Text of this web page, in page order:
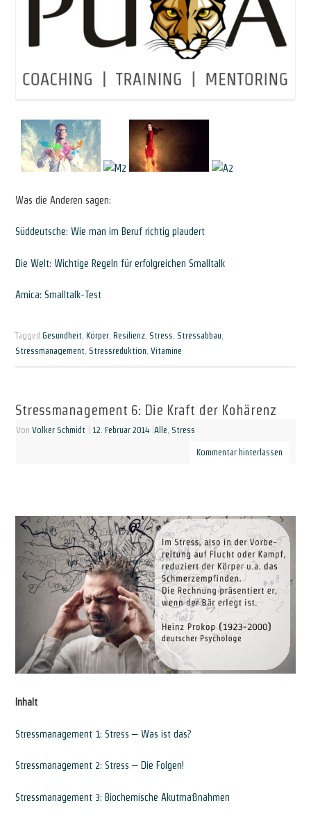
Was die Anderen sagen:
Süddeutsche: Wie man im Beruf richtig plaudert
Die Welt: Wichtige Regeln für erfolgreichen Smalltalk
Amica: Smalltalk-Test
Tagged Gesundheit, Körper, Resilienz, Stress, Stressabbau,
Stressmanagement, Stressreduktion, Vitamine
Stressmanagement 6: Die Kraft der Kohärenz
Von Volker Schmidt 12. Februar 2014 Alle, Stress
Kommentar hinterlassen
Inhalt
Stressmanagement 1: Stress – Was ist das?
Stressmanagement 2: Stress – Die Folgen!
Stressmanagement 3: Biochemische Akutmaßnahmen